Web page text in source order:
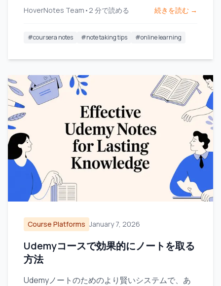
HoverNotes Team • 2 分で読める 続きを読む →
#coursera notes #note taking tips #online learning
Course Platforms January 7, 2026
Udemyコースで効果的にノートを取る
方法
Udemyノートのためのより賢いシステムで、あ